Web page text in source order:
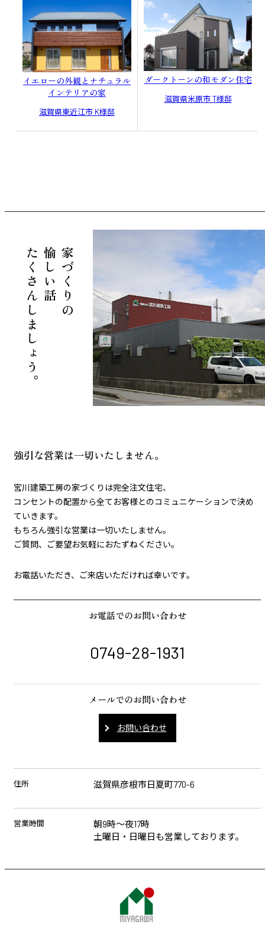
ダークトーンの和モダン住宅
滋賀県米原市 T様邸
イエローの外観とナチュラル
インテリアの家
滋賀県東近江市 K様邸
家づくりの
愉しい話
たくさんしましょう。
強引な営業は一切いたしません。
宮川建築工房の家づくりは完全注文住宅、
コンセントの配置から全てお客様とのコミュニケーションで決め
ていきます。
もちろん強引な営業は一切いたしません。
ご質問、ご要望お気軽におたずねください。
お電話いただき、ご来店いただければ幸いです。
お電話でのお問い合わせ
0749-28-1931
メールでのお問い合わせ
お問い合わせ
住所 滋賀県彦根市日夏町770-6
営業時間
朝9時～夜17時
土曜日・日曜日も営業しております。